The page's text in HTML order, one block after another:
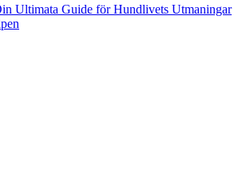
Ultimata Guide för Hundlivets Utmaningar